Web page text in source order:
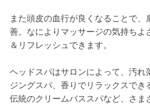
また頭皮の血行が良くなることで、
善。なによりマッサージの気持ちよ
＆リフレッシュできます。
ヘッドスパはサロンによって、汚れ
ジングスパ、香りでリラックスでき
伝統のクリームバススパなど、さま